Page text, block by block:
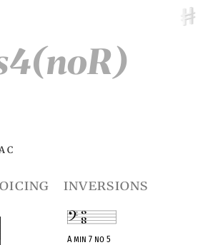
C
inversions
A min 7 no 5